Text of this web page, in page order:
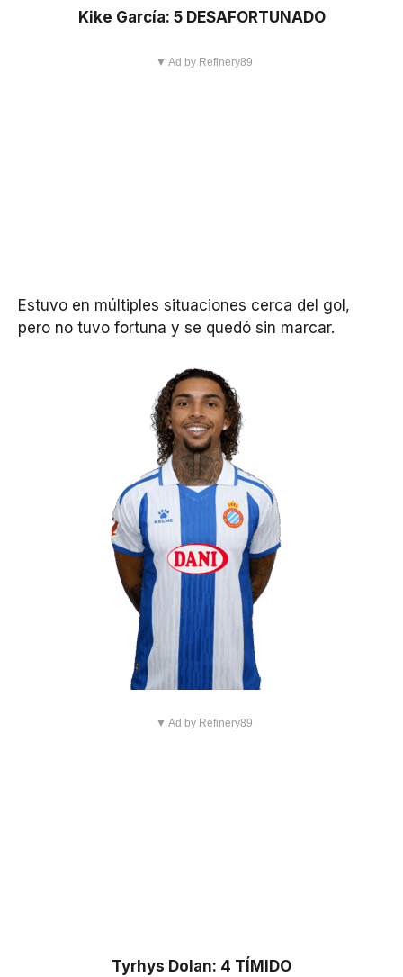
Kike García: 5 DESAFORTUNADO
▼ Ad by Refinery89
Estuvo en múltiples situaciones cerca del gol,
pero no tuvo fortuna y se quedó sin marcar.
▼ Ad by Refinery89
Tyrhys Dolan: 4 TÍMIDO